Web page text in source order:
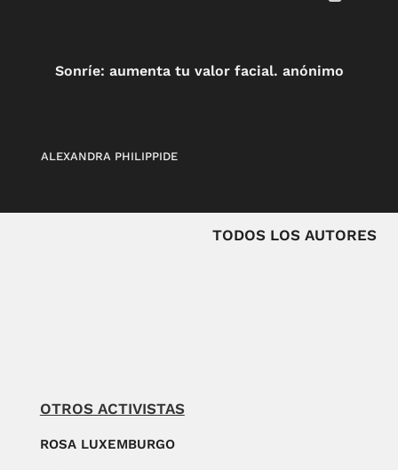
Sonríe: aumenta tu valor facial. anónimo
ALEXANDRA PHILIPPIDE
TODOS LOS AUTORES
OTROS ACTIVISTAS
ROSA LUXEMBURGO